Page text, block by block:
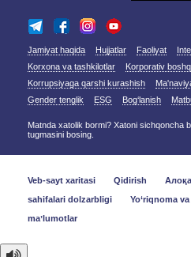
Jamiyat haqida Hujjatlar Faoliyat
Korxona va tashkilotlar
Korporativ
Korrupsiyaga qarshi kurashish
Gender tenglik
ESG Bog‘lanish
Matnda xatolik bormi? Xatoni sichqoncha
tugmasini bosing.
Veb-sayt xaritasi Qidirish
sahifalari dolzarbligi
Yo‘riqnoma
maʼlumotlar